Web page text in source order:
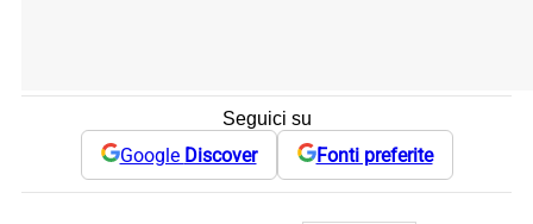
Seguici su
Google Discover Fonti preferite